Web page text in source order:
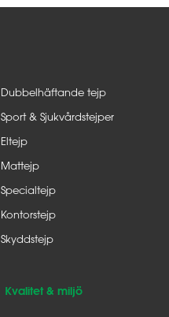
Dubbelhäftande tejp
Sport & Sjukvårdstejper
Eltejp
Mattejp
Specialtejp
Kontorstejp
Skyddstejp
Kvalitet & miljö